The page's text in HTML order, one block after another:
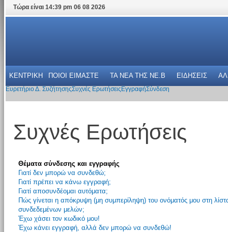
Τώρα είναι 14:39 pm 06 08 2026
ΚΕΝΤΡΙΚΗ ΠΟΙΟΙ ΕΙΜΑΣΤΕ ΤΑ ΝΕΑ THΣ NE.B ΕΙΔΗΣΕΙΣ
Ευρετήριο Δ. ΣυζήτησηςΣυχνές Ερωτήσεις ΕγγραφήΣύνδεση
Συχνές Ερωτήσεις
Θέματα σύνδεσης και εγγραφής
Γιατί δεν μπορώ να συνδεθώ;
Γιατί πρέπει να κάνω εγγραφή;
Γιατί αποσυνδέομαι αυτόματα;
Πώς γίνεται η απόκρυψη (μη συμπερίληψη) του ονόματός μου στη
συνδεδεμένων μελών;
Έχω χάσει τον κωδικό μου!
Έχω κάνει εγγραφή, αλλά δεν μπορώ να συνδεθώ!